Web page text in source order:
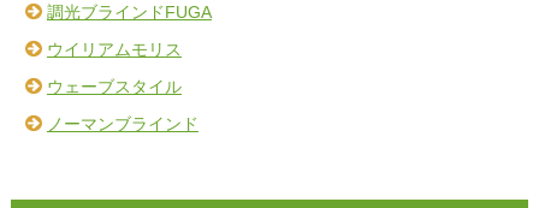
調光ブラインドFUGA
ウイリアムモリス
ウェーブスタイル
ノーマンブラインド